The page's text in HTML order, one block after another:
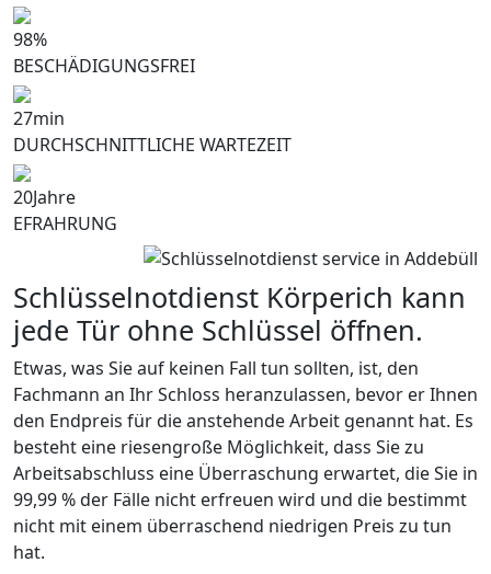
98%
BESCHÄDIGUNGSFREI
27min
DURCHSCHNITTLICHE WARTEZEIT
20Jahre
EFRAHRUNG
Schlüsselnotdienst Körperich kann
jede Tür ohne Schlüssel öffnen.
Etwas, was Sie auf keinen Fall tun sollten, ist, den
Fachmann an Ihr Schloss heranzulassen, bevor er Ihnen
den Endpreis für die anstehende Arbeit genannt hat. Es
besteht eine riesengroße Möglichkeit, dass Sie zu
Arbeitsabschluss eine Überraschung erwartet, die Sie in
99,99 % der Fälle nicht erfreuen wird und die bestimmt
nicht mit einem überraschend niedrigen Preis zu tun
hat.